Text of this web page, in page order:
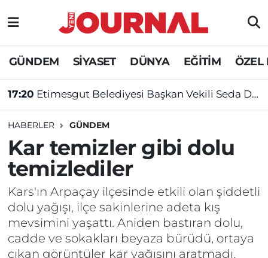
GÜNDEM SİYASET DÜNYA EĞİTİM ÖZEL
17:20 Etimesgut Belediyesi Başkan Vekili Seda Dilber oldu
HABERLER GÜNDEM
Kar temizler gibi dolu
temizlediler
Kars'ın Arpaçay ilçesinde etkili olan şiddetli
dolu yağışı, ilçe sakinlerine adeta kış
mevsimini yaşattı. Aniden bastıran dolu,
cadde ve sokakları beyaza bürüdü, ortaya
çıkan görüntüler kar yağışını aratmadı.
GÜNDEM
SİYASET
EĞİTİM
ÖZEL HABER
Nöbetçi Eczaneler
Hava Durumu
Süper Lig Puan Durumu ve Fikstür
Tüm Manşetler
Son Dakika Haberleri
Haber Arşivi